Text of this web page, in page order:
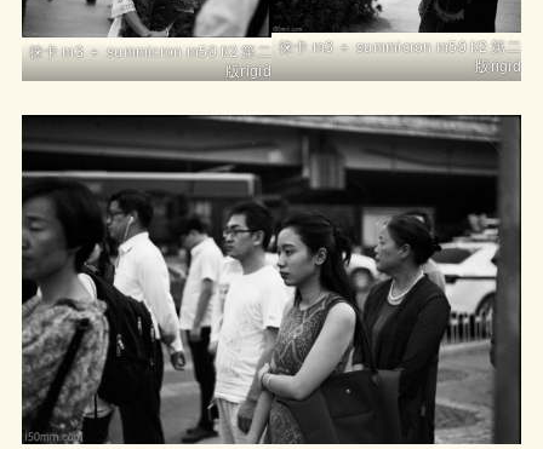
徕卡 m3 ＋ summicron m50 f/2 第二
版rigid
徕卡 m3 ＋ summicron m50 f/2 第二
版rigid